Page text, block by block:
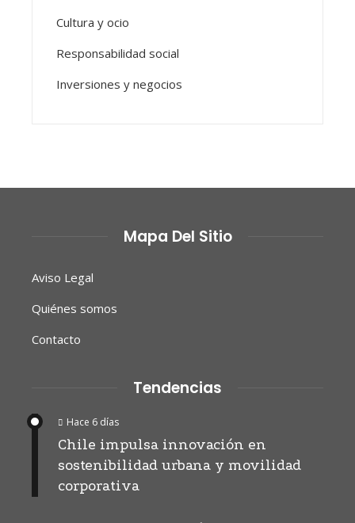
Cultura y ocio
Responsabilidad social
Inversiones y negocios
Mapa Del Sitio
Aviso Legal
Quiénes somos
Contacto
Tendencias
Hace 6 días
Chile impulsa innovación en
sostenibilidad urbana y movilidad
corporativa